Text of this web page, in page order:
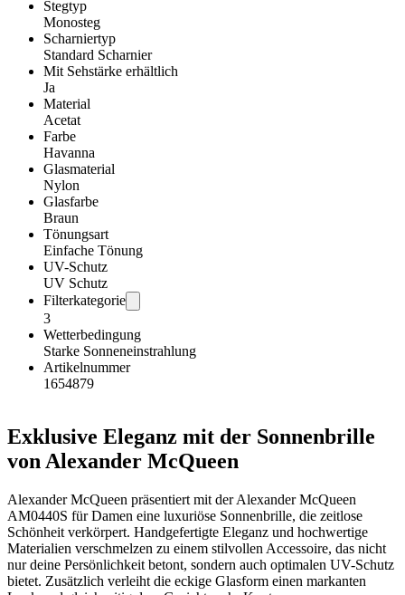
Stegtyp
Monosteg
Scharniertyp
Standard Scharnier
Mit Sehstärke erhältlich
Ja
Material
Acetat
Farbe
Havanna
Glasmaterial
Nylon
Glasfarbe
Braun
Tönungsart
Einfache Tönung
UV-Schutz
UV Schutz
Filterkategorie
3
Wetterbedingung
Starke Sonneneinstrahlung
Artikelnummer
1654879
Exklusive Eleganz mit der Sonnenbrille
von Alexander McQueen
Alexander McQueen präsentiert mit der Alexander McQueen
AM0440S für Damen eine luxuriöse Sonnenbrille, die zeitlose
Schönheit verkörpert. Handgefertigte Eleganz und hochwertige
Materialien verschmelzen zu einem stilvollen Accessoire, das nicht
nur deine Persönlichkeit betont, sondern auch optimalen UV-Schutz
bietet. Zusätzlich verleiht die eckige Glasform einen markanten